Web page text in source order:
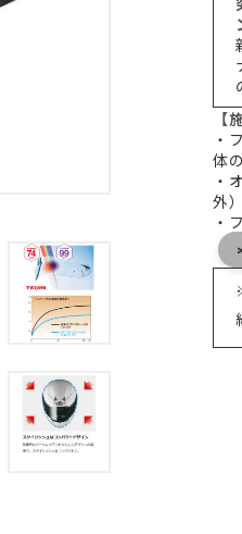
【
・
体
・
外）
・